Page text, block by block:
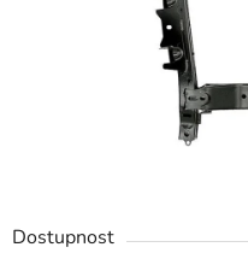
Dostupnost